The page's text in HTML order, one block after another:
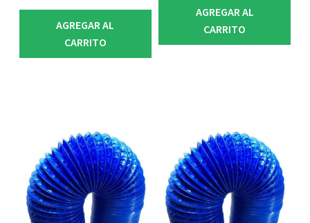
AGREGAR AL
CARRITO
AGREGAR AL
CARRITO